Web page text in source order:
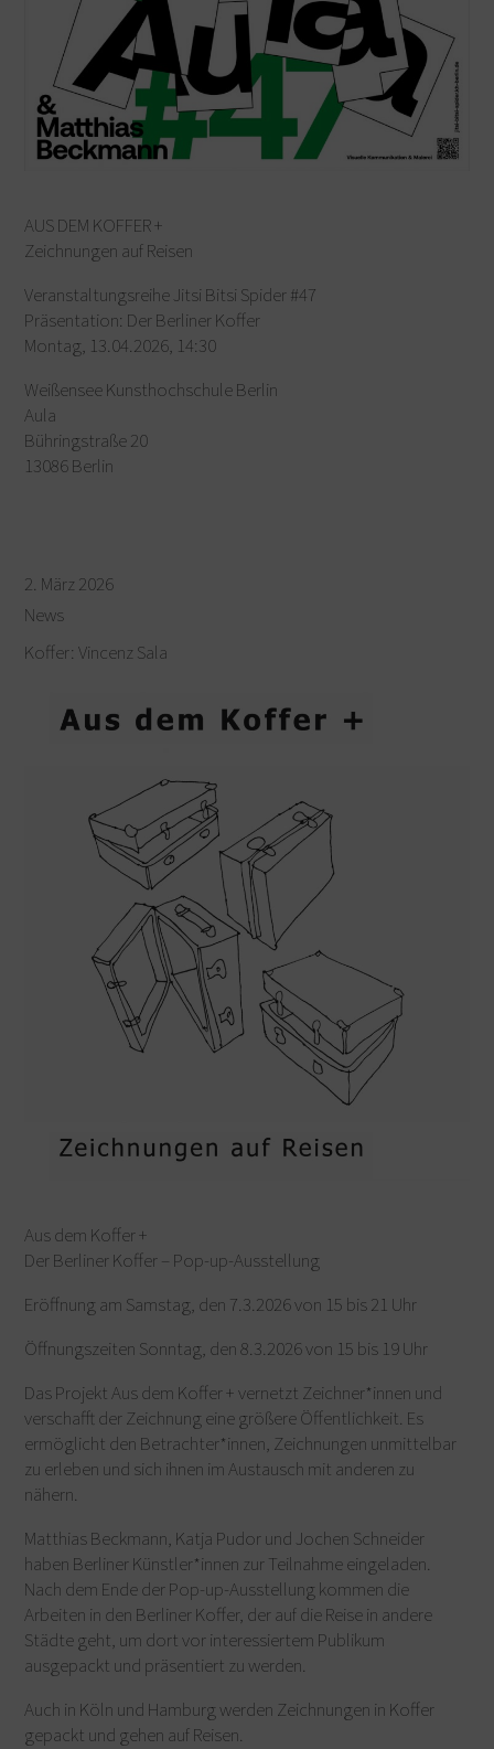
AUS DEM KOFFER +
Zeichnungen auf Reisen
Veranstaltungsreihe Jitsi Bitsi Spider #47
Präsentation: Der Berliner Koffer
Montag, 13.04.2026, 14:30
Weißensee Kunsthochschule Berlin
Aula
Bühringstraße 20
13086 Berlin
2. März 2026
News
Koffer: Vincenz Sala
Aus dem Koffer +
Der Berliner Koffer – Pop-up-Ausstellung
Eröffnung am Samstag, den 7.3.2026 von 15 bis 21 Uhr
Öffnungszeiten Sonntag, den 8.3.2026 von 15 bis 19 Uhr
Das Projekt Aus dem Koffer + vernetzt Zeichner*innen und
verschafft der Zeichnung eine größere Öffentlichkeit. Es
ermöglicht den Betrachter*innen, Zeichnungen unmittelbar
zu erleben und sich ihnen im Austausch mit anderen zu
nähern.
Matthias Beckmann, Katja Pudor und Jochen Schneider
haben Berliner Künstler*innen zur Teilnahme eingeladen.
Nach dem Ende der Pop-up-Ausstellung kommen die
Arbeiten in den Berliner Koffer, der auf die Reise in andere
Städte geht, um dort vor interessiertem Publikum
ausgepackt und präsentiert zu werden.
Auch in Köln und Hamburg werden Zeichnungen in Koffer
gepackt und gehen auf Reisen.